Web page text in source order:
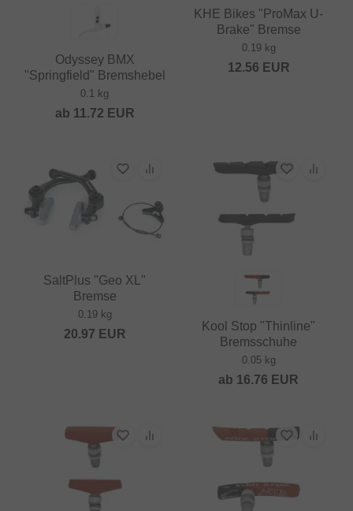
Odyssey BMX
"Springfield" Bremshebel
0.1 kg
ab 11.72 EUR
KHE Bikes "ProMax U-
Brake" Bremse
0.19 kg
12.56 EUR
SaltPlus "Geo XL"
Bremse
0.19 kg
20.97 EUR
Kool Stop "Thinline"
Bremsschuhe
0.05 kg
ab 16.76 EUR